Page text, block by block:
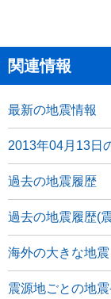
関連情報
最新の地震情報
2013年04月13日
過去の地震履歴
過去の地震履歴(
海外の大きな地震
震源地ごとの地